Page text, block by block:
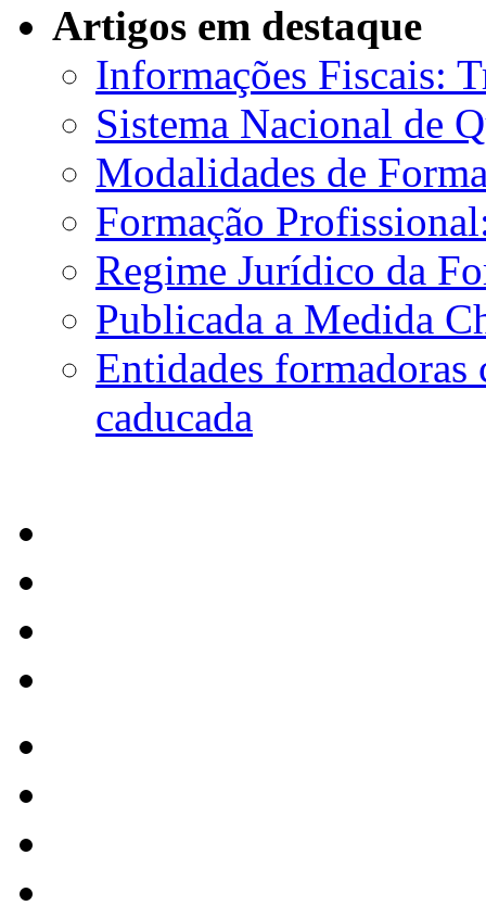
Artigos em destaque
Informações Fiscais:
Sistema Nacional de
Modalidades de
Formação
Regime Jurídico da
Publicada a Medida
Entidades
caducada